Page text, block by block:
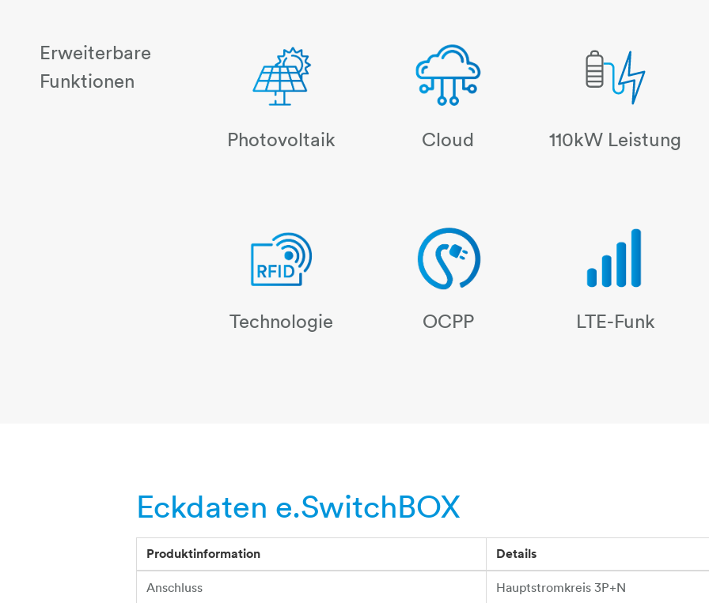
Erweiterbare
Funktionen
Photovoltaik Cloud batterie-blitz
110kW Leistung
Technologie OCPP LTE-Funk
Eckdaten e.SwitchBOX
Produktinformation Details
Anschluss Hauptstromkreis 3P+N